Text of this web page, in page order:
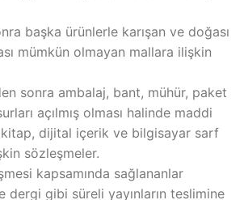
başka ürünlerle karışan ve doğası
mümkün olmayan mallara ilişkin
sonra ambalaj, bant, mühür, paket
açılmış olması halinde maddi
dijital içerik ve bilgisayar sarf
sözleşmeler.
kapsamında sağlananlar
dergi gibi süreli yayınların teslimine